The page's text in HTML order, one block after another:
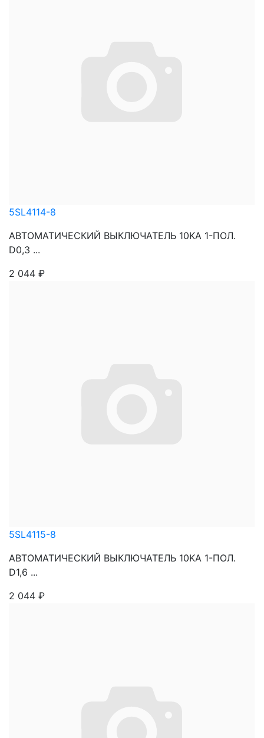
5SL4114-8
АВТОМАТИЧЕСКИЙ ВЫКЛЮЧАТЕЛЬ 10KA 1-ПОЛ.
D0,3 ...
2 044 ₽
5SL4115-8
АВТОМАТИЧЕСКИЙ ВЫКЛЮЧАТЕЛЬ 10KA 1-ПОЛ.
D1,6 ...
2 044 ₽